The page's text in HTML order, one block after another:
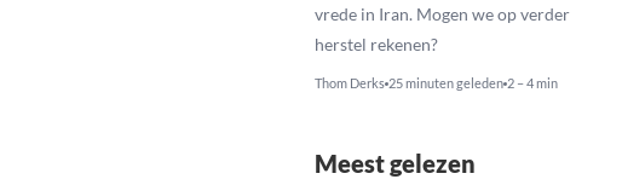
vrede in Iran. Mogen we op verder
herstel rekenen?
Thom Derks 25 minuten geleden 2 – 4 min
Meest gelezen